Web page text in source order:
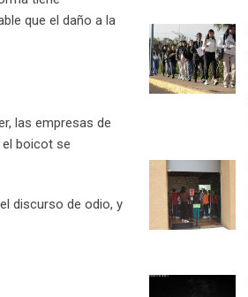
que el daño a la
las empresas de
el boicot se
discurso de odio, y